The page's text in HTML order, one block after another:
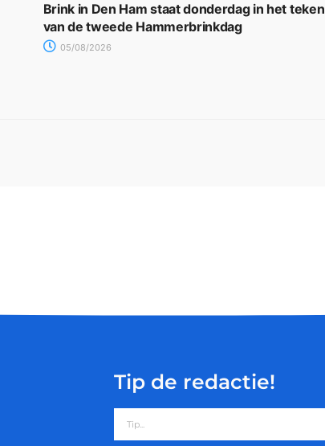
Brink in Den Ham staat donderdag in het teken
van de tweede Hammerbrinkdag
05/08/2026
Tip de redactie!